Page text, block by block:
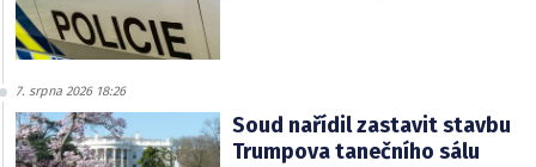
7. srpna 2026 18:26
Soud nařídil zastavit stavbu
Trumpova tanečního sálu